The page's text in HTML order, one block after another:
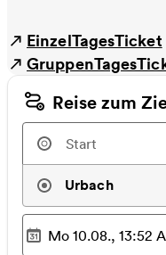
EinzelTagesTicket
Reise zum
Urbach
Ausgewählter
Mo 10.08., 13:52